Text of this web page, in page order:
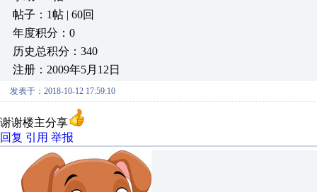
帖子：1帖 | 60回
年度积分：0
历史总积分：340
注册：2009年5月12日
发表于：2018-10-12 17:59:10
谢谢楼主分享
回复 引用 举报